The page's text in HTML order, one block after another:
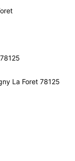
La Foret 78125